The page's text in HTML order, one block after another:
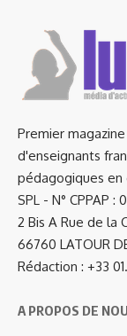
Premier
d'enseignants
pédagogiques en
SPL - N° CPPAP :
2 Bis A Rue de la
66760 LATOUR
Rédaction : +33
A PROPOS DE